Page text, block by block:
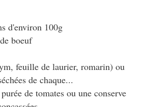
d'environ 100g
boeuf
feuille de laurier, romarin) ou
de chaque...
de tomates ou une conserve